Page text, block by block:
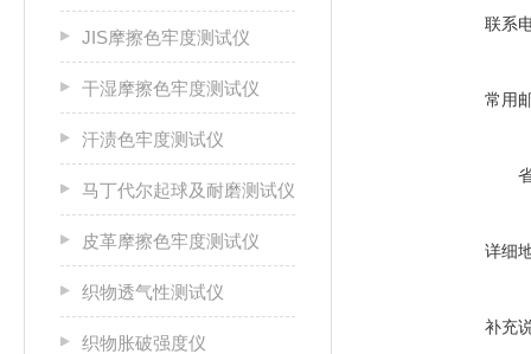
JIS摩擦色牢度测试仪
干湿摩擦色牢度测试仪
汗渍色牢度测试仪
马丁代尔起球及耐磨测试仪
皮革摩擦色牢度测试仪
织物透气性测试仪
织物胀破强度仪
联系
常用
详细
补充